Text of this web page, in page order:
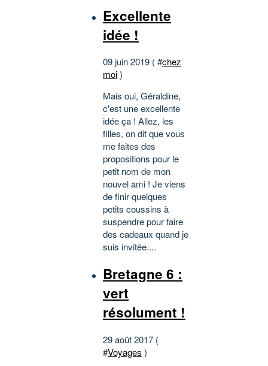
Excellente
idée !
09 juin 2019 ( #chez
moi)
Mais oui, Géraldine,
c'est une excellente
idée ça ! Allez, les
filles, on dit que vous
me faites des
propositions pour le
petit nom de mon
nouvel ami ! Je viens
de finir quelques
petits coussins à
suspendre pour faire
des cadeaux quand je
suis invitée....
Bretagne 6 :
vert
résolument !
29 août 2017 (
#Voyages )